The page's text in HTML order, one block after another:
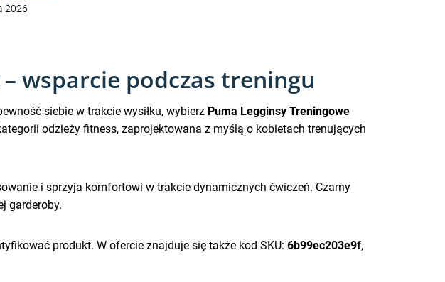
2026
wsparcie podczas treningu
siebie w trakcie wysiłku, wybierz Puma Legginsy Treningowe
odzieży fitness, zaprojektowana z myślą o kobietach trenujących
i sprzyja komfortowi w trakcie dynamicznych ćwiczeń. Czarny
garderoby.
produkt. W ofercie znajduje się także kod SKU: 6b99ec203e9f,